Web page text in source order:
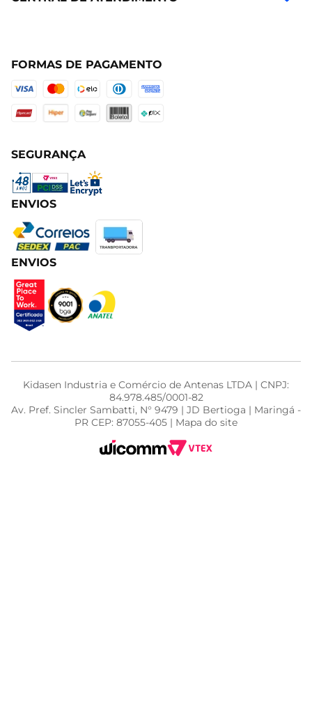
FORMAS DE PAGAMENTO
SEGURANÇA
ENVIOS
ENVIOS
Kidasen Industria e Comércio de Antenas LTDA | CNPJ:
84.978.485/0001-82
Av. Pref. Sincler Sambatti, N° 9479 | JD Bertioga | Maringá -
PR CEP: 87055-405 | Mapa do site